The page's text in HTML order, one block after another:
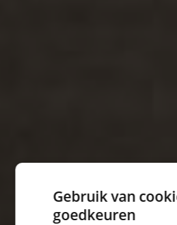
Gebruik van
goedkeuren